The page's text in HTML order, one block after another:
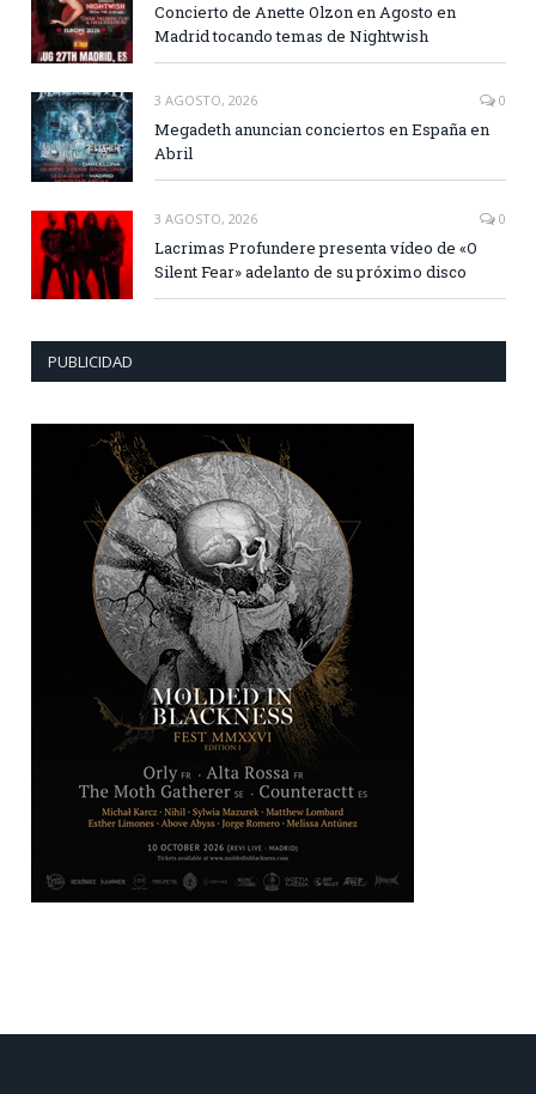
Concierto de Anette Olzon en Agosto en
Madrid tocando temas de Nightwish
3 AGOSTO, 2026 0
Megadeth anuncian conciertos en España en
Abril
3 AGOSTO, 2026 0
Lacrimas Profundere presenta vídeo de «O
Silent Fear» adelanto de su próximo disco
PUBLICIDAD